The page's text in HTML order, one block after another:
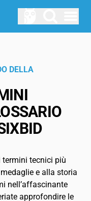
DELLA
termini tecnici più
e alla storia
nell’affascinante
approfondire le